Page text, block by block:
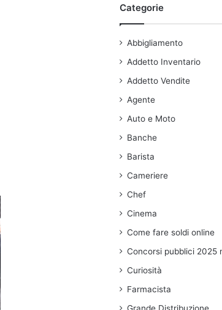
Categorie
Abbigliamento
Addetto Inventario
Addetto Vendite
Agente
Auto e Moto
Banche
Barista
Cameriere
Chef
Cinema
Come fare soldi online
Concorsi pubblici 2025
Curiosità
Farmacista
Grande Distribuzione